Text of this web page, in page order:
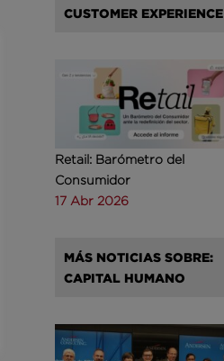
CUSTOMER EXPERIENCE
Retail: Barómetro del
Consumidor
17 Abr 2026
MÁS NOTICIAS SOBRE:
CAPITAL HUMANO